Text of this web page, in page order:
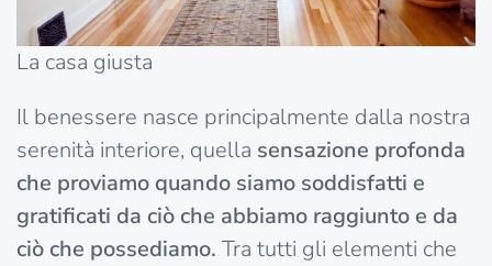
La casa giusta
Il benessere nasce principalmente dalla nostra
serenità interiore, quella sensazione profonda
che proviamo quando siamo soddisfatti e
gratificati da ciò che abbiamo raggiunto e da
ciò che possediamo. Tra tutti gli elementi che